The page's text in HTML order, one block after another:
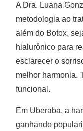
A Dra. Luana
metodologia ao
além do Botox,
hialurônico para
esclarecer o
melhor harmonia.
funcional.
Em Uberaba, a
ganhando